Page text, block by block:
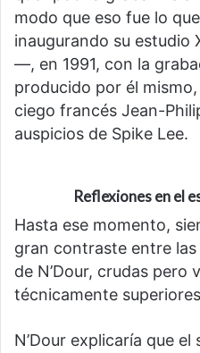
modo que eso fue lo
inaugurando su
—, en 1991, con la
producido por él
ciego francés Jean-
auspicios de Spike Lee.
Reflexiones en el
Hasta ese momento,
gran contraste entre
de N’Dour, crudas pero
técnicamente
N’Dour explicaría que